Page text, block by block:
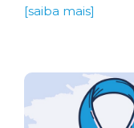
[saiba mais]